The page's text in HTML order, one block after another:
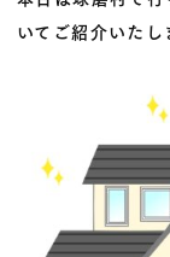
いてご紹介いたし